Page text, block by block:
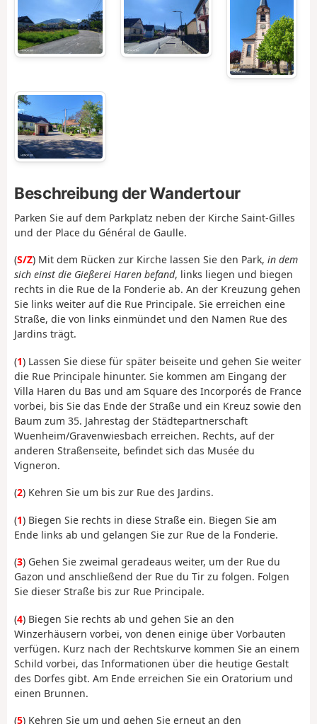
Beschreibung der Wandertour
Parken Sie auf dem Parkplatz neben der Kirche Saint-Gilles
und der Place du Général de Gaulle.
(S/Z) Mit dem Rücken zur Kirche lassen Sie den Park, in dem
sich einst die Gießerei Haren befand, links liegen und biegen
rechts in die Rue de la Fonderie ab. An der Kreuzung gehen
Sie links weiter auf die Rue Principale. Sie erreichen eine
Straße, die von links einmündet und den Namen Rue des
Jardins trägt.
(1) Lassen Sie diese für später beiseite und gehen Sie weiter
die Rue Principale hinunter. Sie kommen am Eingang der
Villa Haren du Bas und am Square des Incorporés de France
vorbei, bis Sie das Ende der Straße und ein Kreuz sowie den
Baum zum 35. Jahrestag der Städtepartnerschaft
Wuenheim/Gravenwiesbach erreichen. Rechts, auf der
anderen Straßenseite, befindet sich das Musée du
Vigneron.
(2) Kehren Sie um bis zur Rue des Jardins.
(1) Biegen Sie rechts in diese Straße ein. Biegen Sie am
Ende links ab und gelangen Sie zur Rue de la Fonderie.
(3) Gehen Sie zweimal geradeaus weiter, um der Rue du
Gazon und anschließend der Rue du Tir zu folgen. Folgen
Sie dieser Straße bis zur Rue Principale.
(4) Biegen Sie rechts ab und gehen Sie an den
Winzerhäusern vorbei, von denen einige über Vorbauten
verfügen. Kurz nach der Rechtskurve kommen Sie an einem
Schild vorbei, das Informationen über die heutige Gestalt
des Dorfes gibt. Am Ende erreichen Sie ein Oratorium und
einen Brunnen.
(5) Kehren Sie um und gehen Sie erneut an den